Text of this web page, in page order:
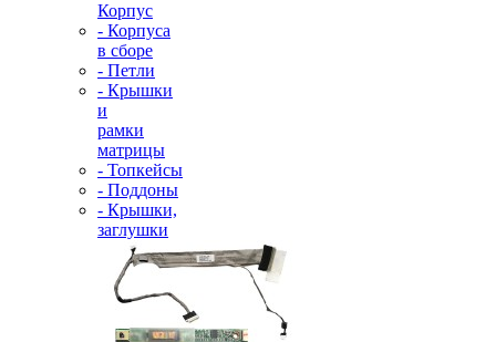
Корпус
- Корпуса
в сборе
- Петли
- Крышки
и
рамки
матрицы
- Топкейсы
- Поддоны
- Крышки,
заглушки